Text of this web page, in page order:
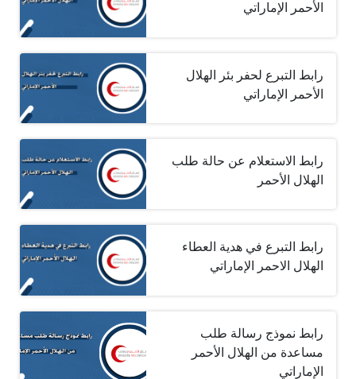
الأحمر الإماراتي
رابط التبرع لحفر بئر الهلال
الأحمر الإماراتي
رابط الاستعلام عن حالة طلب
الهلال الأحمر
رابط التبرع في هدية العطاء
الهلال الاحمر الإماراتي
رابط نموذج رسالة طلب
مساعدة من الهلال الأحمر
الإماراتي